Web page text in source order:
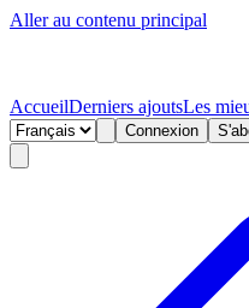
Aller au contenu principal
AccueilDerniers ajoutsLes
Connexion